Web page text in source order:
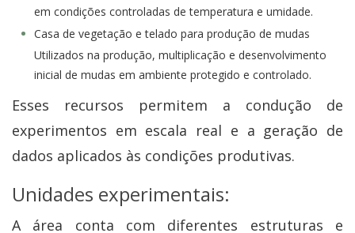
em condições controladas de temperatura e umidade.
Casa de vegetação e telado para produção de mudas
Utilizados na produção, multiplicação e desenvolvimento
inicial de mudas em ambiente protegido e controlado.
Esses recursos permitem a condução de
experimentos em escala real e a geração de
dados aplicados às condições produtivas.
Unidades experimentais:
A área conta com diferentes estruturas e